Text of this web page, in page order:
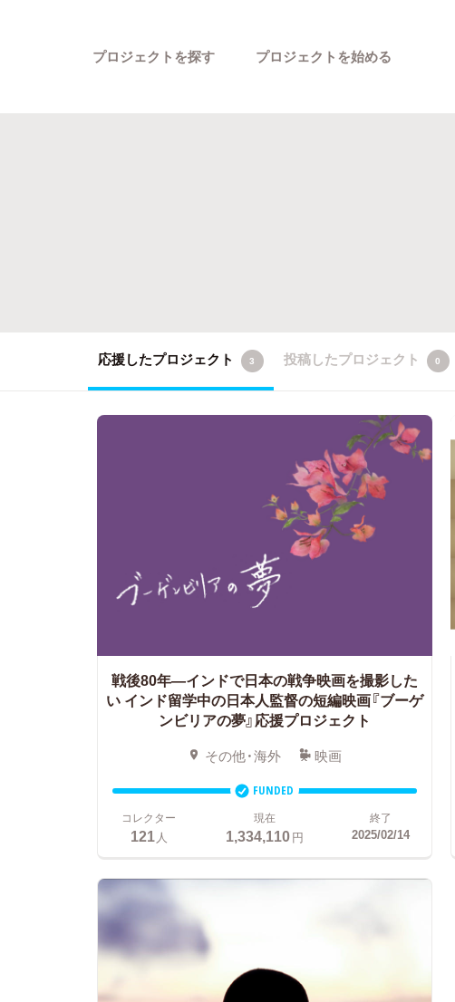
プロジェクトを探す プロジェクトを始める
応援したプロジェクト 3 投稿したプロジェクト 0
戦後80年―インドで日本の戦争映画を撮影した
い インド留学中の日本人監督の短編映画『ブーゲ
ンビリアの夢』応援プロジェクト
その他・海外 映画
FUNDED
コレクター
121人
現在
1,334,110円
終了
2025/02/14